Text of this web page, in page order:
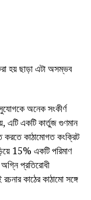
হয় ছাড়া এটা অসম্ভব
অনেক সংকীর্ণ
এটি একটি কার্তুজ গুণমান
করতে কাঠামোগত কংক্রিট
15% একটি পরিমাণ
প্রতিরোধী
কাঠের কাঠামো সঙ্গে